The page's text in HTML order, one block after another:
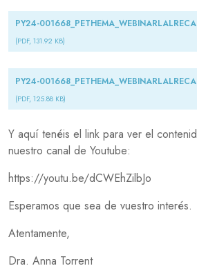
Document
PY24-
(PDF, 131.92 KB)
Document
PY24-
(PDF, 125.88 KB)
Y aquí tenéis el link para ver el
nuestro canal de Youtube:
https://youtu.be/dCWEhZilbJo
Esperamos que sea de vuestro interés.
Atentamente,
Dra. Anna Torrent